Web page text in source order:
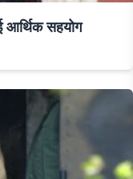
आर्थिक सहयोग